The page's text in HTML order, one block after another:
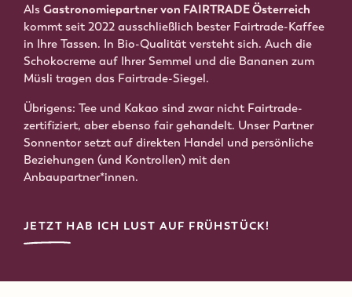
Als Gastronomiepartner von FAIRTRADE Österreich
kommt seit 2022 ausschließlich bester Fairtrade-Kaffee
in Ihre Tassen. In Bio-Qualität versteht sich. Auch die
Schokocreme auf Ihrer Semmel und die Bananen zum
Müsli tragen das Fairtrade-Siegel.
Übrigens: Tee und Kakao sind zwar nicht Fairtrade-
zertifiziert, aber ebenso fair gehandelt. Unser Partner
Sonnentor setzt auf direkten Handel und persönliche
Beziehungen (und Kontrollen) mit den
Anbaupartner*innen.
JETZT HAB ICH LUST AUF FRÜHSTÜCK!